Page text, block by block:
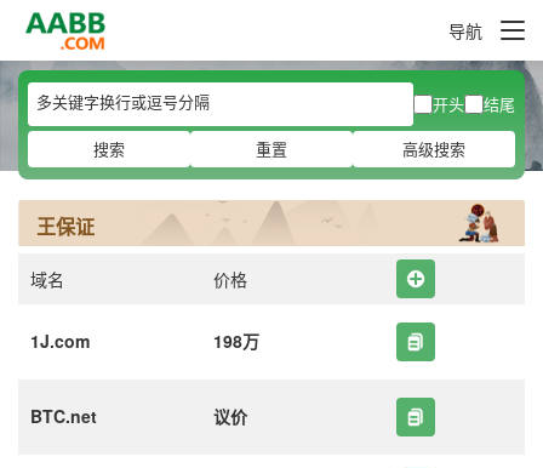
导航
开头
结尾
搜索
重置 高级搜索
王保证
域名 价格
1J.com 198万
BTC.net 议价